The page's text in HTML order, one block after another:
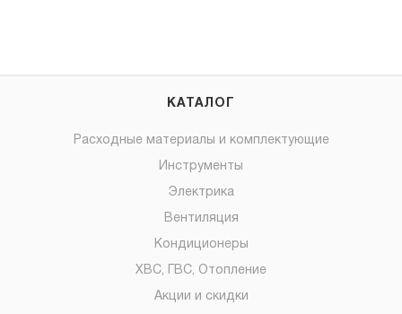
КАТАЛОГ
Расходные материалы и комплектующие
Инструменты
Электрика
Вентиляция
Кондиционеры
ХВС, ГВС, Отопление
Акции и скидки